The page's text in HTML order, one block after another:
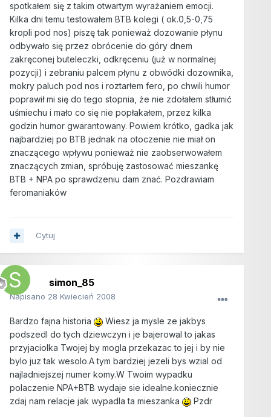
spotkałem się z takim otwartym wyrażaniem emocji.
Kilka dni temu testowałem BTB kolegi ( ok.0,5-0,75
kropli pod nos) piszę tak ponieważ dozowanie płynu
odbywało się przez obrócenie do góry dnem
zakręconej buteleczki, odkręceniu (już w normalnej
pozycji) i zebraniu palcem płynu z obwódki dozownika,
mokry paluch pod nos i roztarłem fero, po chwili humor
poprawił mi się do tego stopnia, że nie zdołałem stłumić
uśmiechu i mało co się nie popłakałem, przez kilka
godzin humor gwarantowany. Powiem krótko, gadka jak
najbardziej po BTB jednak na otoczenie nie miał on
znaczącego wpływu ponieważ nie zaobserwowałem
znaczących zmian, spróbuję zastosować mieszankę
BTB + NPA po sprawdzeniu dam znać. Pozdrawiam
feromaniaków
Cytuj
simon_85
Napisano 28 Kwiecień 2008
Bardzo fajna historia
Wiesz ja mysle ze jakbys
podszedl do tych dziewczyn i je bajerowal to jakas
przyjaciolka Twojej by mogla przekazac to jej i by nie
bylo juz tak wesolo.A tym bardziej jezeli bys wzial od
najladniejszej numer komy.W Twoim wypadku
polaczenie NPA+BTB wydaje sie idealne.koniecznie
zdaj nam relacje jak wypadla ta mieszanka
Pzdr